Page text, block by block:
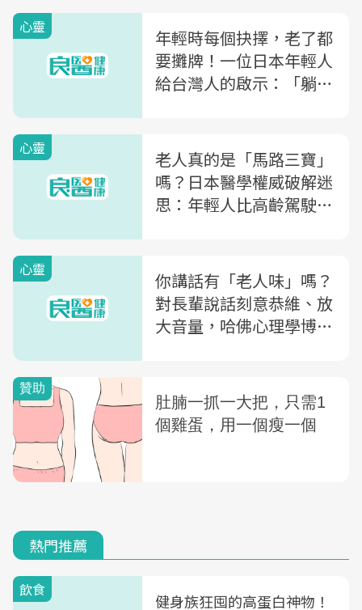
心靈
年輕時每個抉擇，老了都
要攤牌！一位日本年輕人
給台灣人的啟示：「躺平
心靈
老人真的是「馬路三寶」
嗎？日本醫學權威破解迷
思：年輕人比高齡駕駛危
心靈
你講話有「老人味」嗎？
對長輩說話刻意恭維、放
大音量，哈佛心理學博士
熱門推薦
飲食
健身族狂囤的高蛋白神物！